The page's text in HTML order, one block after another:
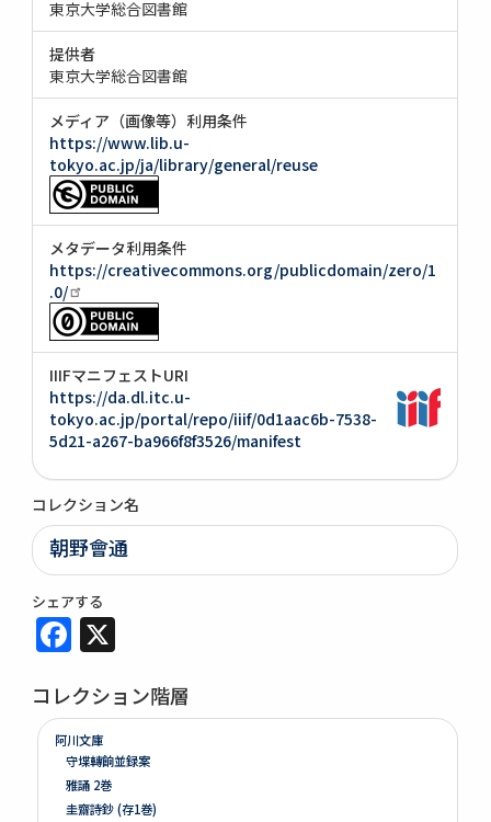
東京大学総合図書館
提供者
東京大学総合図書館
メディア（画像等）利用条件
https://www.lib.u-
tokyo.ac.jp/ja/library/general/reuse
メタデータ利用条件
https://creativecommons.org/publicdomain/zero/1
.0/
IIIFマニフェストURI
https://da.dl.itc.u-
tokyo.ac.jp/portal/repo/iiif/0d1aac6b-7538-
5d21-a267-ba966f8f3526/manifest
コレクション名
朝野會通
シェアする
Facebook
コレクション階層
阿川文庫
守堞轉餉並録案
雅誦 2巻
圭齋詩鈔 (存1巻)